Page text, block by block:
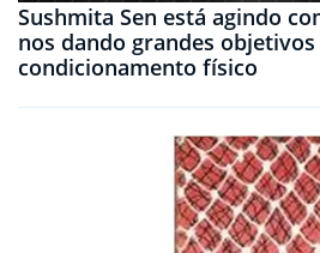
Sushmita Sen está agindo
nos dando grandes objetivos
condicionamento físico